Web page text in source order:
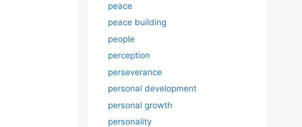
peace
peace building
people
perception
perseverance
personal development
personal growth
personality